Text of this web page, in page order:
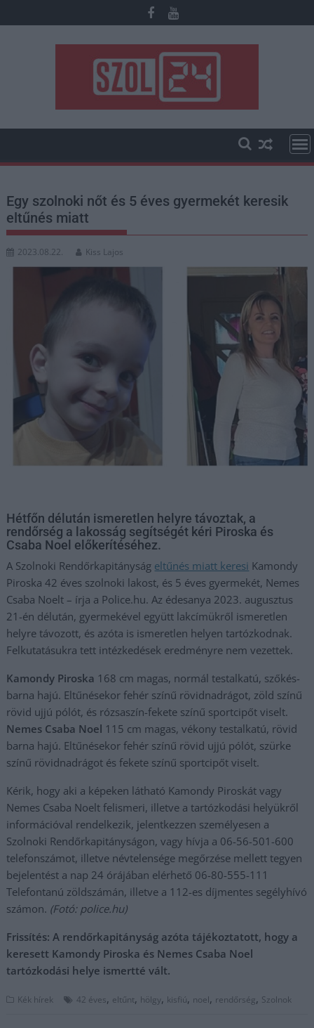
to
Egy szolnoki nőt és 5 éves gyermekét keresik
eltűnés miatt
2023.08.22. Kiss Lajos
Hétfőn délután ismeretlen helyre távoztak, a
rendőrség a lakosság segítségét kéri Piroska és
Csaba Noel előkerítéséhez.
A Szolnoki Rendőrkapitányság eltűnés miatt keresi Kamondy
Piroska 42 éves szolnoki lakost, és 5 éves gyermekét, Nemes
Csaba Noelt – írja a Police.hu. Az édesanya 2023. augusztus
21-én délután, gyermekével együtt lakcímükről ismeretlen
helyre távozott, és azóta is ismeretlen helyen tartózkodnak.
Felkutatásukra tett intézkedések eredményre nem vezettek.
Kamondy Piroska 168 cm magas, normál testalkatú, szőkés-
barna hajú. Eltűnésekor fehér színű rövidnadrágot, zöld színű
rövid ujjú pólót, és rózsaszín-fekete színű sportcipőt viselt.
Nemes Csaba Noel 115 cm magas, vékony testalkatú, rövid
barna hajú. Eltűnésekor fehér színű rövid ujjú pólót, szürke
színű rövidnadrágot és fekete színű sportcipőt viselt.
Kérik, hogy aki a képeken látható Kamondy Piroskát vagy
Nemes Csaba Noelt felismeri, illetve a tartózkodási helyükről
információval rendelkezik, jelentkezzen személyesen a
Szolnoki Rendőrkapitányságon, vagy hívja a 06-56-501-600
telefonszámot, illetve névtelensége megőrzése mellett tegyen
bejelentést a nap 24 órájában elérhető 06-80-555-111
Telefontanú zöldszámán, illetve a 112-es díjmentes segélyhívó
számon. (Fotó: police.hu)
Frissítés: A rendőrkapitányság azóta tájékoztatott, hogy a
keresett Kamondy Piroska és Nemes Csaba Noel
tartózkodási helye ismertté vált.
Kék hírek 42 éves, eltűnt, hölgy, kisfiú, noel, rendőrség, Szolnok